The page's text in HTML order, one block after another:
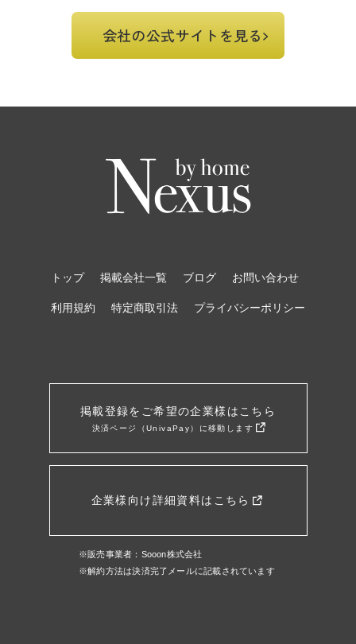
会社の公式サイトを見る
トップ 掲載会社一覧 ブログ お問い合わせ
利用規約 特定商取引法 プライバシーポリシー
掲載登録をご希望の企業様はこちら
決済ページ（UnivaPay）に移動します
企業様向け詳細資料はこちら
※販売事業者：Sooon株式会社
※解約方法は決済完了メールに記載されています